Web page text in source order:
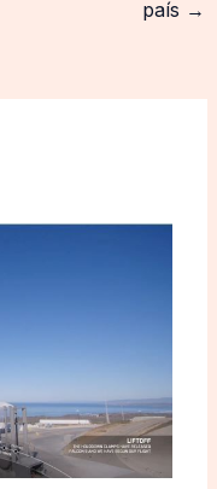
país →